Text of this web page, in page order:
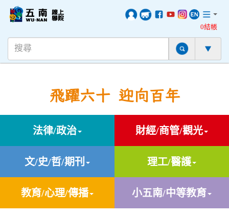
0結帳
飛躍六十 迎向百年
法律/政治 財經/商管/觀光
文/史/哲/期刊 理工/醫護
教育/心理/傳播 小五南/中等教育